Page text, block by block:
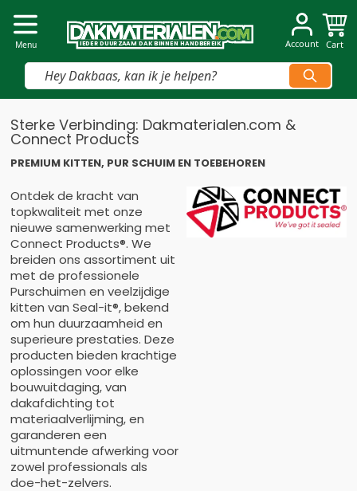
IEDERDUURZ AAMDAKB INNENHANDBEREIK
IEDERDUURZ AAMDAKB INNENHANDBEREIK
Dakmaterialen.com
Vind snel jouw product
Account Cart
Menu
Sterke Verbinding: Dakmaterialen.com &
Connect Products
PREMIUM KITTEN, PUR SCHUIM EN TOEBEHOREN
Ontdek de kracht van
topkwaliteit met onze
nieuwe samenwerking met
Connect Products®. We
breiden ons assortiment uit
met de professionele
Purschuimen en veelzijdige
kitten van Seal-it®, bekend
om hun duurzaamheid en
superieure prestaties. Deze
producten bieden krachtige
oplossingen voor elke
bouwuitdaging, van
dakafdichting tot
materiaalverlijming, en
garanderen een
uitmuntende afwerking voor
zowel professionals als
doe-het-zelvers.